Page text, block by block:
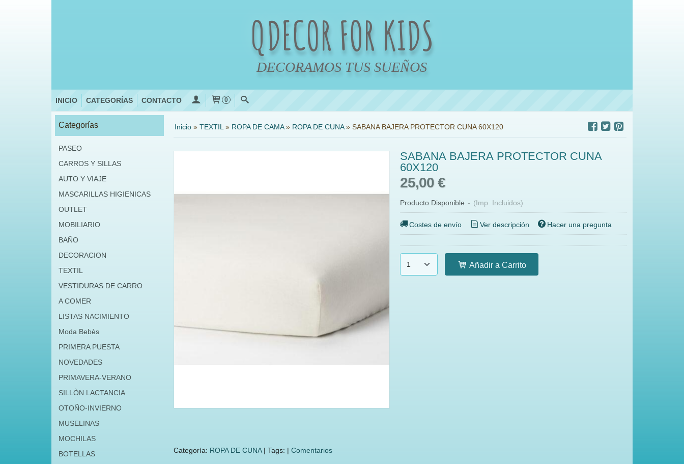
QDECOR FOR KIDS
DECORAMOS TUS SUEÑOS
INICIO CATEGORÍAS CONTACTO 0
Categorías
PASEO
CARROS Y SILLAS
AUTO Y VIAJE
MASCARILLAS HIGIENICAS
OUTLET
MOBILIARIO
BAÑO
DECORACION
TEXTIL
VESTIDURAS DE CARRO
A COMER
LISTAS NACIMIENTO
Moda Bebès
PRIMERA PUESTA
NOVEDADES
PRIMAVERA-VERANO
SILLÒN LACTANCIA
OTOÑO-INVIERNO
MUSELINAS
MOCHILAS
BOTELLAS
Inicio» TEXTIL » ROPA DE CAMA» ROPA DE CUNA» SABANA BAJERA PROTECTOR CUNA 60X120
SABANA BAJERA PROTECTOR CUNA
60X120
25,00 €
Producto Disponible - (Imp. Incluidos)
Costes de envío Ver descripción Hacer una pregunta
Añadir a Carrito
Categoría: ROPA DE CUNA| Tags: | Comentarios